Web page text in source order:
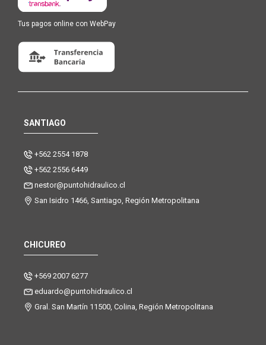
Tus pagos online con WebPay
SANTIAGO
+562 2554 1878
+562 2556 6449
nestor@puntohidraulico.cl
San Isidro 1466, Santiago, Región Metropolitana
CHICUREO
+569 2007 6277
eduardo@puntohidraulico.cl
Gral. San Martín 11500, Colina, Región Metropolitana